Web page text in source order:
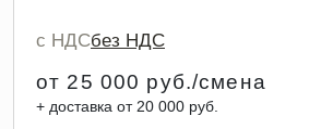
с НДСбез НДС
от 25 000 руб./смена
+ доставка от 20 000 руб.